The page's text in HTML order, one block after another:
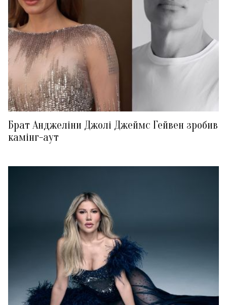
Брат Анджеліни Джолі Джеймс Гейвен зробив
камінг-аут